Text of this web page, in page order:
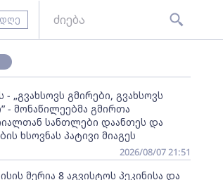
დღე
- „გვახსოვს გმირები, გვახსოვს
- მონაწილეებმა გმირთა
სანთლები დაანთეს და
ხსოვნას პატივი მიაგეს
2026/08/07 21:51
მერია 8 აგვისტოს პეკინისა და